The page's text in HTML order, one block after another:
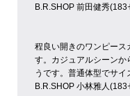
B.R.SHOP 前田健秀
程良い開きのワンピース
す。カジュアルシーンか
うです。普通体型でサイ
B.R.SHOP 小林雅人